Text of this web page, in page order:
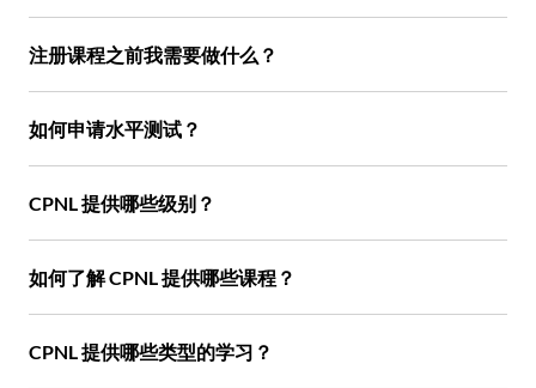
注册课程之前我需要做什么？
如何申请水平测试？
CPNL 提供哪些级别？
如何了解 CPNL 提供哪些课程？
CPNL 提供哪些类型的学习？